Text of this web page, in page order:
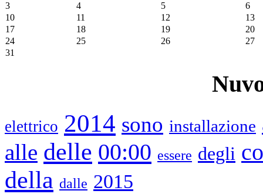
3 4 5
6
10
11 12
13
17
18 19
20
24
25 26
27
31
elettrico 2014 sono installazione
alle delle 00:00 essere degli
della dalle 2015